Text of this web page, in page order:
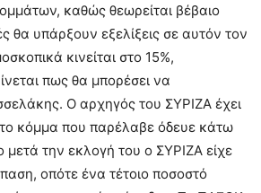
καθώς θεωρείται βέβαιο
θα υπάρξουν εξελίξεις σε αυτόν τον
κινείται στο 15%,
πως θα μπορέσει να
Ο αρχηγός του ΣΥΡΙΖΑ έχει
το κόμμα που παρέλαβε όδευε κάτω
μετά την εκλογή του ο ΣΥΡΙΖΑ είχε
οπότε ένα τέτοιο ποσοστό